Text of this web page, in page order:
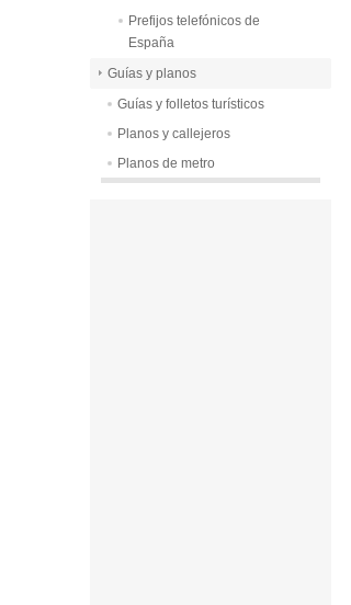
Prefijos telefónicos de
España
Guías y planos
Guías y folletos turísticos
Planos y callejeros
Planos de metro